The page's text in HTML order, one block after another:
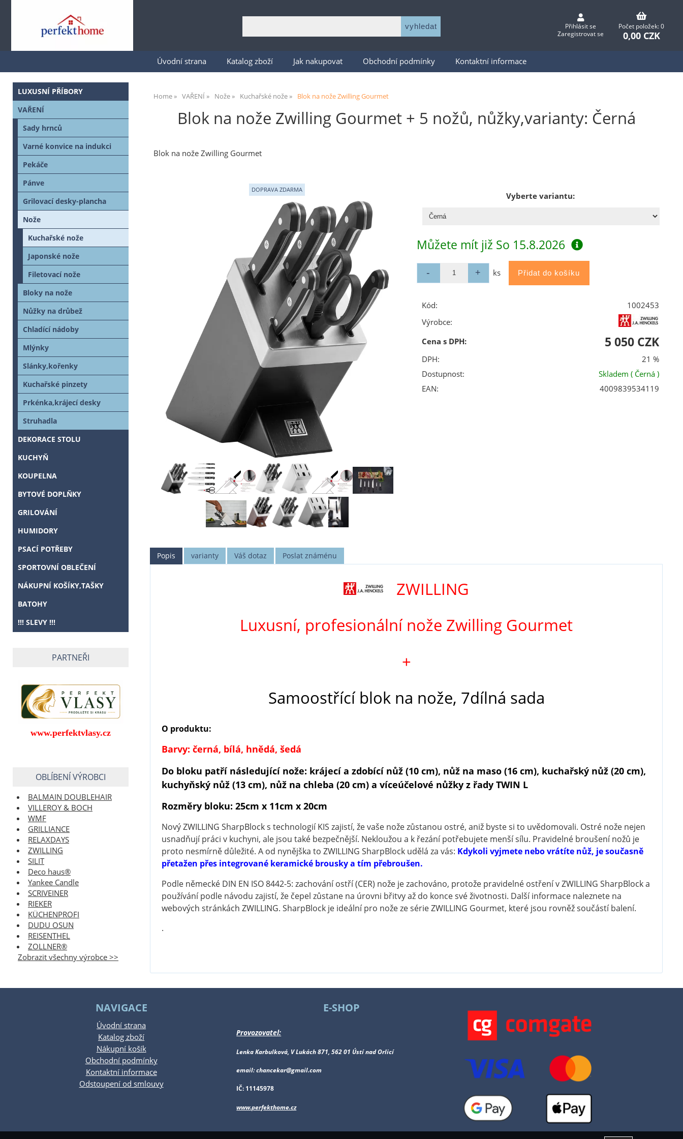
Přihlásit se
Zaregistrovat se
Počet položek: 0
0,00 CZK
Úvodní strana Katalog zboží Jak nakupovat Obchodní podmínky Kontaktní informace
Home VAŘENÍ Nože Kuchařské nože Blok na nože Zwilling Gourmet
Blok na nože Zwilling Gourmet + 5 nožů, nůžky,varianty: Černá
Blok na nože Zwilling Gourmet
Vyberte variantu:
Můžete mít již So 15.8.2026
ks
Kód:
1002453
Výrobce:
Cena s DPH:
5 050 CZK
DPH:
21 %
Dostupnost:
Skladem ( Černá )
EAN:
4009839534119
Popis varianty Váš dotaz Poslat známénu
ZWILLING
Luxusní, profesionální nože Zwilling Gourmet
+
Samoostřící blok na nože, 7dílná sada
O produktu:
Barvy: černá, bílá, hnědá, šedá
Do bloku patří následující nože: krájecí a zdobící nůž (10 cm), nůž na maso (16 cm), kuchařský nůž (20 cm),
kuchyňský nůž (13 cm), nůž na chleba (20 cm) a víceúčelové nůžky z řady TWIN L
Rozměry bloku: 25cm x 11cm x 20cm
Nový ZWILLING SharpBlock s technologií KIS zajistí, že vaše nože zůstanou ostré, aniž byste si to uvědomovali. Ostré nože nejen
usnadňují práci v kuchyni, ale jsou také bezpečnější. Nekloužou a k řezání potřebujete menší sílu. Pravidelné broušení nožů je
proto nesmírně důležité. A od nynějška to ZWILLING SharpBlock udělá za vás: Kdykoli vyjmete nebo vrátíte nůž, je současně
přetažen přes integrované keramické brousky a tím přebroušen.
Podle německé DIN EN ISO 8442-5: zachování ostří (CER) nože je zachováno, protože pravidelné ostření v ZWILLING SharpBlock a
používání podle návodu zajistí, že čepel zůstane na úrovni břitvy až do konce své životnosti. Další informace naleznete na
webových stránkách ZWILLING. SharpBlock je ideální pro nože ze série ZWILLING Gourmet, které jsou rovněž součástí balení.
.
LUXUSNÍ PŘÍBORY
VAŘENÍ
Sady hrnců
Varné konvice na indukci
Pekáče
Pánve
Grilovací desky-plancha
Nože
Kuchařské nože
Japonské nože
Filetovací nože
Bloky na nože
Nůžky na drůbež
Chladící nádoby
Mlýnky
Slánky,kořenky
Kuchařské pinzety
Prkénka,krájecí desky
Struhadla
DEKORACE STOLU
KUCHYŇ
KOUPELNA
BYTOVÉ DOPLŇKY
GRILOVÁNÍ
HUMIDORY
PSACÍ POTŘEBY
SPORTOVNÍ OBLEČENÍ
NÁKUPNÍ KOŠÍKY,TAŠKY
BATOHY
!!! SLEVY !!!
PARTNEŘI
www.perfektvlasy.cz
OBLÍBENÍ VÝROBCI
BALMAIN DOUBLEHAIR
VILLEROY & BOCH
WMF
GRILLIANCE
RELAXDAYS
ZWILLING
SILIT
Deco haus®
Yankee Candle
SCRIVEINER
RIEKER
KÜCHENPROFI
DUDU OSUN
REISENTHEL
ZOLLNER®
Zobrazit všechny výrobce >>
NAVIGACE
Úvodní strana
Katalog zboží
Nákupní košík
Obchodní podmínky
Kontaktní informace
Odstoupení od smlouvy
E-SHOP
Provozovatel:
Lenka Karbulková, V Lukách 871, 562 01 Ústí nad Orlicí
email: chancekar@gmail.com
IČ: 11145978
www.perfekthome.cz